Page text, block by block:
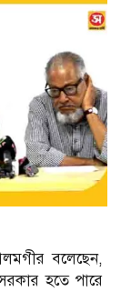
বলেছেন,
হতে পারে